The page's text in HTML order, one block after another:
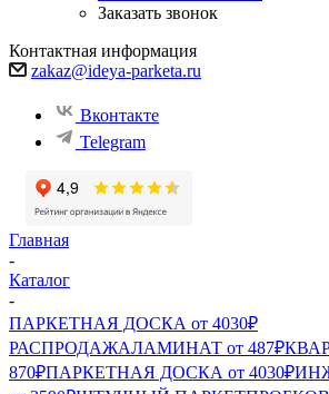
Заказать звонок
Контактная информация
zakaz@ideya-parketa.ru
Вконтакте
Telegram
Главная
-
Каталог
-
ПАРКЕТНАЯ ДОСКА от 4030₽
РАСПРОДАЖАЛАМИНАТ от 487₽
870₽ПАРКЕТНАЯ ДОСКА от 4030₽